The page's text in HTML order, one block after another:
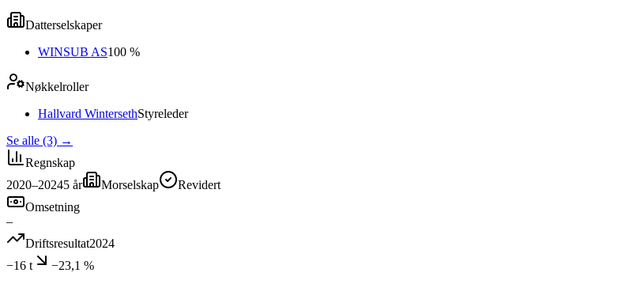
Datterselskaper
WINSUB AS100 %
Nøkkelroller
Hallvard WintersethStyreleder
Se alle (3) →
Regnskap
2020–20245 år Morselskap
Revidert
Omsetning
–
Driftsresultat2024
−16 t
−23,1 %